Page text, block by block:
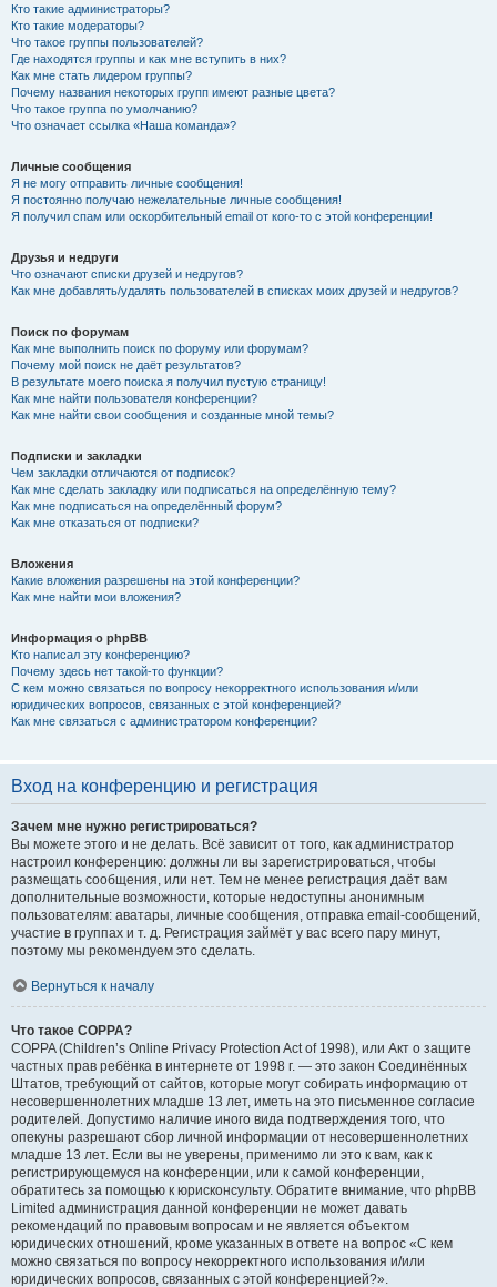
Кто такие администраторы?
Кто такие модераторы?
Что такое группы пользователей?
Где находятся группы и как мне вступить в них?
Как мне стать лидером группы?
Почему названия некоторых групп имеют разные цвета?
Что такое группа по умолчанию?
Что означает ссылка «Наша команда»?
Личные сообщения
Я не могу отправить личные сообщения!
Я постоянно получаю нежелательные личные сообщения!
Я получил спам или оскорбительный email от кого-то с этой конференции!
Друзья и недруги
Что означают списки друзей и недругов?
Как мне добавлять/удалять пользователей в списках моих друзей и недругов?
Поиск по форумам
Как мне выполнить поиск по форуму или форумам?
Почему мой поиск не даёт результатов?
В результате моего поиска я получил пустую страницу!
Как мне найти пользователя конференции?
Как мне найти свои сообщения и созданные мной темы?
Подписки и закладки
Чем закладки отличаются от подписок?
Как мне сделать закладку или подписаться на определённую тему?
Как мне подписаться на определённый форум?
Как мне отказаться от подписки?
Вложения
Какие вложения разрешены на этой конференции?
Как мне найти мои вложения?
Информация о phpBB
Кто написал эту конференцию?
Почему здесь нет такой-то функции?
С кем можно связаться по вопросу некорректного использования и/или
юридических вопросов, связанных с этой конференцией?
Как мне связаться с администратором конференции?
Вход на конференцию и регистрация
Зачем мне нужно регистрироваться?
Вы можете этого и не делать. Всё зависит от того, как администратор
настроил конференцию: должны ли вы зарегистрироваться, чтобы
размещать сообщения, или нет. Тем не менее регистрация даёт вам
дополнительные возможности, которые недоступны анонимным
пользователям: аватары, личные сообщения, отправка email-сообщений,
участие в группах и т. д. Регистрация займёт у вас всего пару минут,
поэтому мы рекомендуем это сделать.
Вернуться к началу
Что такое COPPA?
COPPA (Children’s Online Privacy Protection Act of 1998), или Акт о защите
частных прав ребёнка в интернете от 1998 г. — это закон Соединённых
Штатов, требующий от сайтов, которые могут собирать информацию от
несовершеннолетних младше 13 лет, иметь на это письменное согласие
родителей. Допустимо наличие иного вида подтверждения того, что
опекуны разрешают сбор личной информации от несовершеннолетних
младше 13 лет. Если вы не уверены, применимо ли это к вам, как к
регистрирующемуся на конференции, или к самой конференции,
обратитесь за помощью к юрисконсульту. Обратите внимание, что phpBB
Limited администрация данной конференции не может давать
рекомендаций по правовым вопросам и не является объектом
юридических отношений, кроме указанных в ответе на вопрос «С кем
можно связаться по вопросу некорректного использования и/или
юридических вопросов, связанных с этой конференцией?».